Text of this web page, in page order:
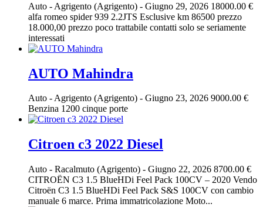
Auto - Agrigento (Agrigento) - Giugno 29, 2026 18000.00 €
alfa romeo spider 939 2.2JTS Esclusive km 86500 prezzo
18.000,00 prezzo poco trattabile contatti solo se seriamente
interessati
AUTO Mahindra
Auto -Agrigento (Agrigento) - Giugno 23, 2026 9000.00 €
Benzina 1200 cinque porte
Citroen c3 2022 Diesel
Auto - Racalmuto (Agrigento) - Giugno 22, 2026 8700.00 €
CITROËN C3 1.5 BlueHDi Feel Pack 100CV – 2020 Vendo
Citroën C3 1.5 BlueHDi Feel Pack S&S 100CV con cambio
manuale 6 marce. Prima immatricolazione Moto...